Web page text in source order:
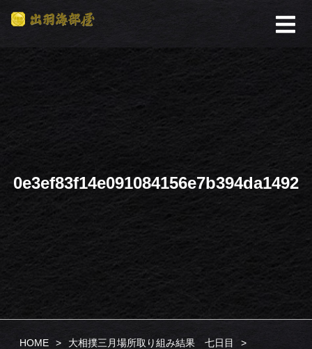
0e3ef83f14e091084156e7b394da1492
HOME
大相撲三月場所取り組み結果 七日目